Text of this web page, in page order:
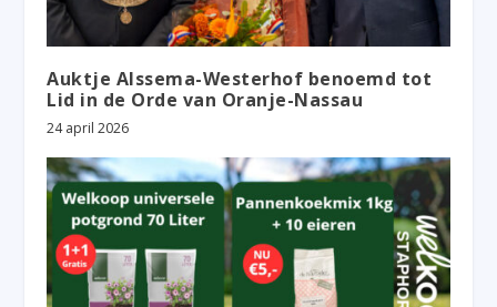
Auktje Alssema-Westerhof benoemd tot
Lid in de Orde van Oranje-Nassau
24 april 2026